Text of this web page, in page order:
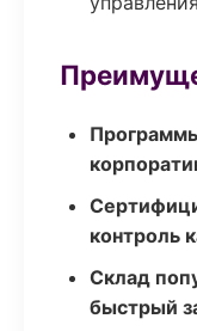
контроль
Склад
быстрый